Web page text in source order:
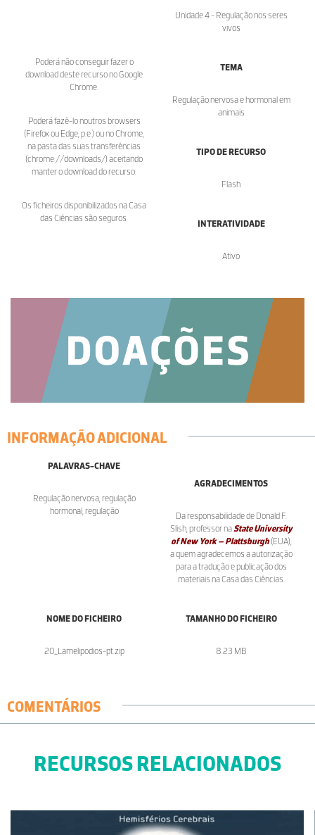
Poderá não conseguir fazer o
download deste recurso no Google
Chrome.
Poderá fazê-lo noutros browsers
(Firefox ou Edge, p.e.) ou no Chrome,
na pasta das suas transferências
(chrome://downloads/) aceitando
manter o download do recurso.
Os ficheiros disponibilizados na Casa
das Ciências são seguros.
Unidade 4 - Regulação nos seres
vivos
TEMA
Regulação nervosa e hormonal em
animais
TIPO DE RECURSO
Flash
INTERATIVIDADE
Ativo
INFORMAÇÃO ADICIONAL
PALAVRAS-CHAVE
Regulação nervosa, regulação
hormonal, regulação
AGRADECIMENTOS
Da responsabilidade de Donald F.
Slish, professor naState University
of New York – Plattsburgh(EUA),
a quem agradecemos a autorização
para a tradução e publicação dos
materiais na Casa das Ciências.
NOME DO FICHEIRO
20_Lamelipodios-pt.zip
TAMANHO DO FICHEIRO
8.23 MB
COMENTÁRIOS
RECURSOS RELACIONADOS